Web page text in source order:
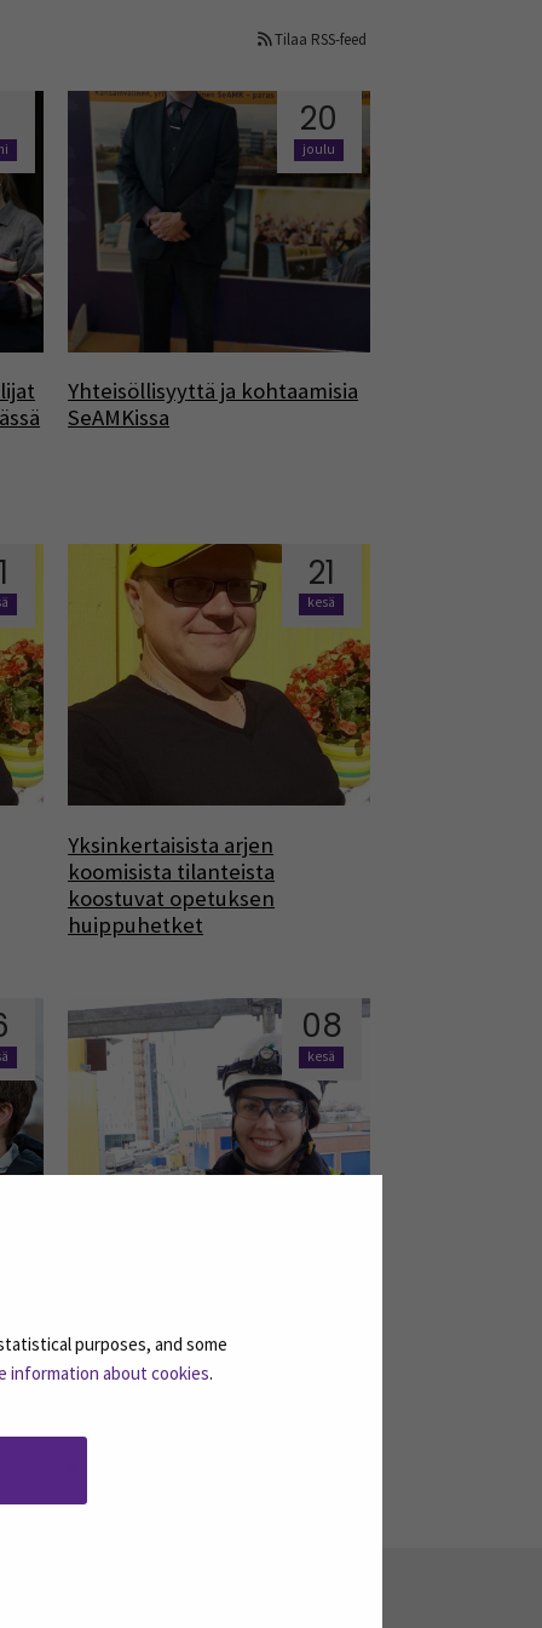
purposes, and some
information about cookies.
Tilaa RSS-feed
20
joulu
Yhteisöllisyyttä ja kohtaamisia
SeAMKissa
21
kesä
Yksinkertaisista arjen
koomisista tilanteista
koostuvat opetuksen
huippuhetket
08
kesä
muuttoon